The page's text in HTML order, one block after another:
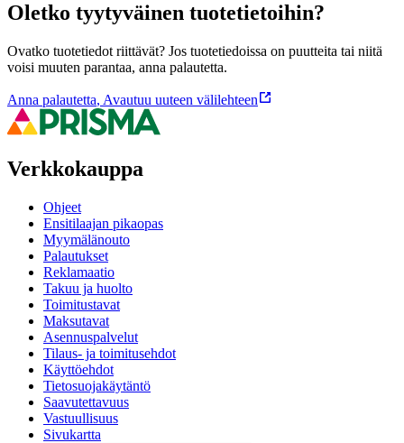
Oletko tyytyväinen tuotetietoihin?
Ovatko tuotetiedot riittävät? Jos tuotetiedoissa on puutteita tai niitä
voisi muuten parantaa, anna palautetta.
Anna palautetta, Avautuu uuteen välilehteen
Verkkokauppa
Ohjeet
Ensitilaajan pikaopas
Myymälänouto
Palautukset
Reklamaatio
Takuu ja huolto
Toimitustavat
Maksutavat
Asennuspalvelut
Tilaus- ja toimitusehdot
Käyttöehdot
Tietosuojakäytäntö
Saavutettavuus
Vastuullisuus
Sivukartta